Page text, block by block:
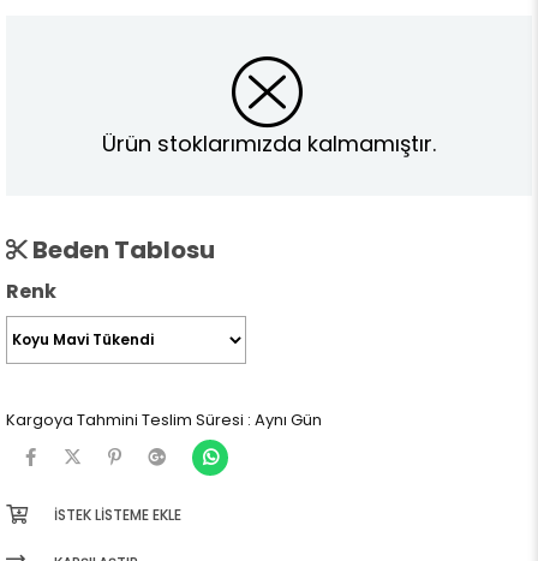
Ürün stoklarımızda kalmamıştır.
Beden Tablosu
Renk
Kargoya Tahmini Teslim Süresi : Aynı Gün
İSTEK LISTEME EKLE